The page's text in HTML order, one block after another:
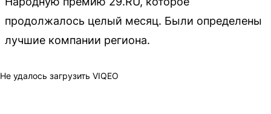
продолжалось целый месяц. Были определены
лучшие компании региона.
Не удалось загрузить VIQEO